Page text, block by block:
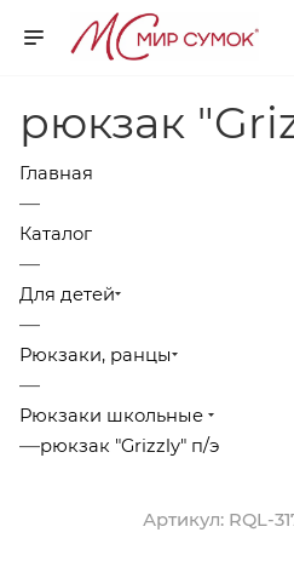
рюкзак
Главная
—
Каталог
—
Для детей
—
Рюкзаки, ранцы
—
Рюкзаки школьные
—рюкзак "Grizzly" п/э
Артикул: RQL-